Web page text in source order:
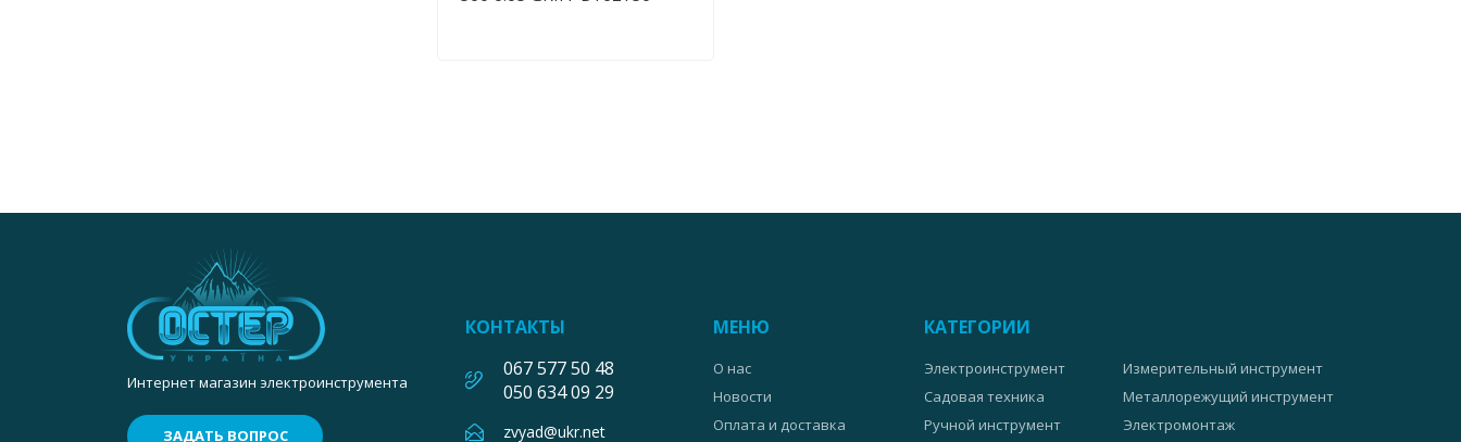
Интернет магазин электроинструмента
ЗАДАТЬ ВОПРОС
КОНТАКТЫ
067 577 50 48
050 634 09 29
zvyad@ukr.net
МЕНЮ
О нас
Новости
Оплата и доставка
КАТЕГОРИИ
Электроинструмент
Садовая техника
Ручной инструмент
Измерительный инструмент
Металлорежущий инструмент
Электромонтаж